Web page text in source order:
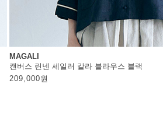
MAGALI
캔버스 린넨 세일러 칼라 블라우스 블랙
209,000원